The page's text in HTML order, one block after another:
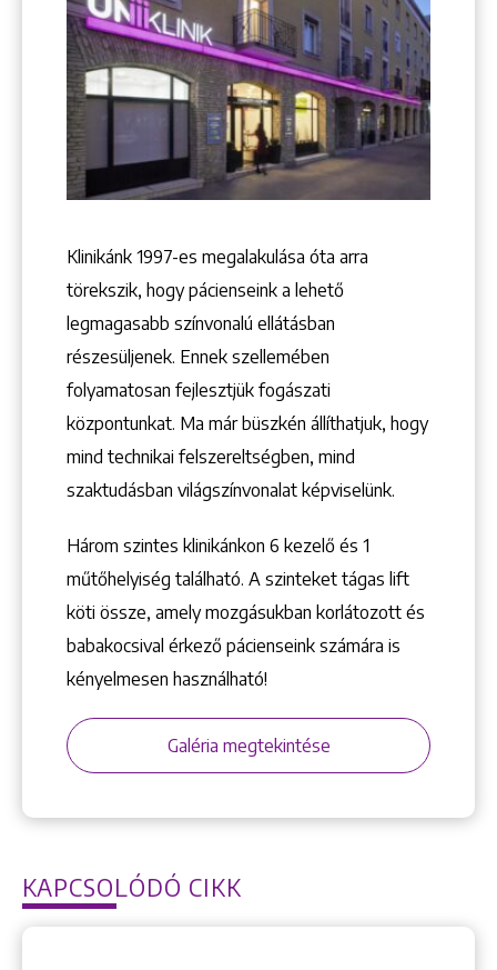
+36 1 222 7250
+36 1 222 9150
1148 Budapest, Örs vezér tere 2.
Keresés
Klinikánk 1997-­es megalakulása óta arra
törekszik, hogy pácienseink a lehető
legmagasabb színvonalú ellátásban
részesüljenek. Ennek szellemében
folyamatosan fejlesztjük fogászati
központunkat. Ma már büszkén állíthatjuk, hogy
mind technikai felszereltségben, mind
szaktudásban világszínvonalat képviselünk.
Három szintes klinikánkon 6 kezelő ­és 1
műtőhelyiség található. A szinteket tágas lift
köti össze, amely mozgásukban korlátozott és
babakocsival érkező pácienseink számára is
kényelmesen használható!
Galéria megtekintése
KAPCSOLÓDÓ CIKK